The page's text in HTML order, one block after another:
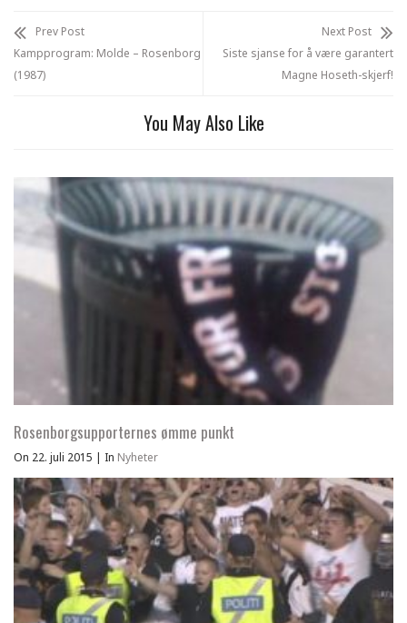
Prev Post
Kampprogram: Molde – Rosenborg
(1987)
Next Post
Siste sjanse for å være garantert
Magne Hoseth-skjerf!
You May Also Like
Rosenborgsupporternes ømme punkt
On 22. juli 2015 | In Nyheter